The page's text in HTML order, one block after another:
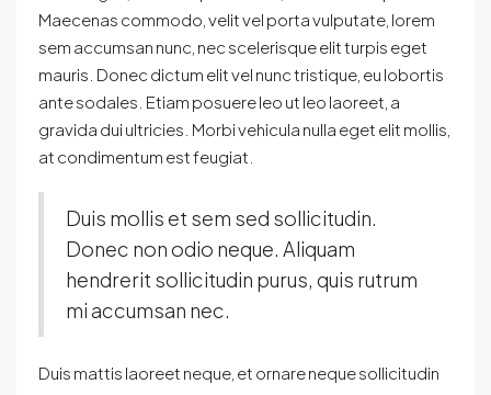
Maecenas commodo, velit vel porta vulputate, lorem
sem accumsan nunc, nec scelerisque elit turpis eget
mauris. Donec dictum elit vel nunc tristique, eu lobortis
ante sodales. Etiam posuere leo ut leo laoreet, a
gravida dui ultricies. Morbi vehicula nulla eget elit mollis,
at condimentum est feugiat.
Duis mollis et sem sed sollicitudin.
Donec non odio neque. Aliquam
hendrerit sollicitudin purus, quis rutrum
mi accumsan nec.
Duis mattis laoreet neque, et ornare neque sollicitudin